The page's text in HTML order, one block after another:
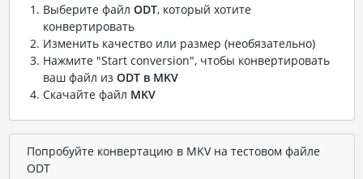
Выберите файл ODT, который хотите
конвертировать
Изменить качество или размер (необязательно)
Нажмите "Start conversion", чтобы конвертировать
ваш файл из ODT в MKV
Скачайте файл MKV
Попробуйте конвертацию в MKV на тестовом файле
ODT